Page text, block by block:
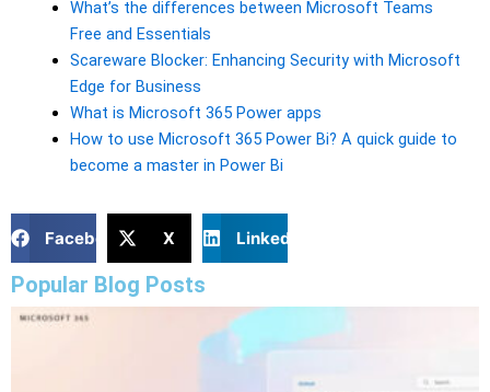
What’s the differences between Microsoft Teams
Free and Essentials
Scareware Blocker: Enhancing Security with Microsoft
Edge for Business
What is Microsoft 365 Power apps
How to use Microsoft 365 Power Bi? A quick guide to
become a master in Power Bi
Facebook X LinkedIn
Popular Blog Posts